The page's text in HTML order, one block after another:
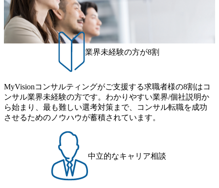
げれば常に新しいテーマのチャレンジ機会を提供している
（ワンプール制） そのため、全体の離職率10％以下、未経
験3年未満の離職率は0％と驚異の定着率を誇る 大手ファー
ムと同水準以上の報酬制度であり、ファーム経験者の場合
は、転職時報酬アップが基本 強く「個人」の成⾧を重視す
るカルチャーであり、昇進に枠もなく、今ならReadyになれ
ば上がれる環境となっている 安定した経営環境の下、コン
できる 豊富な経験を持つコンサル経験者の場合は、自らチ
ームを立ち上げることが可能 裁量をもった営業活動、デリ
バリー活動ができる(スタートアップとの協業、新規ソリュ
ーションの開発 など) シンプレクスの顧客基盤、エンジニ
できる 2026年8月21日(金) 19:30〜21:30 (19:20開場) 2026年8
月12日(水) 16:00 ※参加状況によっては抽選とさせていただ
く可能性がございます。 このたび、ファーム経験者の方を
対象にした懇親会形式の採用イベント「サロンイベント」
を開催いたします。 カジュアルな場で現場社員と直接交流
残業代をつけさせないといったことはしない DE&Iにおいて
は女性活用や外国人/高齢者/障碍者などさまざまなバックグ
ラウンドを持つメンバーの働く環境を整えている SDGsの推
進にも積極的で、プロボノ支援等を行っている 部活動も活
発で、多くのクラブが立ち上がっており、さまざまな役
職・所属・組織を超えて社員間のネットワーク形成・交流
の場となっている <u>教育・研修プログラムが非常に充実</
番組があり、新卒紹介、会社の七不思議紹介等、規模が大
きくなっていく中で社員同士のつながりを広げる取り組み
もしている 今後の成長戦略として海外展開を見据えてい
る。足元のグローバル案件割合は10%程度だが、英語が得
ンスも大きい。 代表インタビュー https://note.com/dirbato/n/n0
a040c36b128 Forbes JAPAN BrandVoice Studio 「使命はテクノ
ロジーで企業の可能性を引き出すこと。日本に求められるI
Tコンサルタントという伴走者」 https://forbesjapan.com/article
s/detail/67452 Forbes JAPAN BrandVoice Studio 「コンサル業
業界未経験の方が8割
MyVisionコンサルティングがご支援する求職者様の8割はコ
ンサル業界未経験の方です。わかりやすい業界/個社説明か
ら始まり、最も難しい選考対策まで、コンサル転職を成功
させるためのノウハウが蓄積されています。
中立的なキャリア相談